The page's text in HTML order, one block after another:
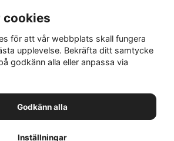
Förskeppsgatan 2, 271 55 Ystad
cookies
för att vår webbplats skall fungera
upplevelse. Bekräfta ditt samtycke
godkänn alla eller anpassa via
Godkänn alla
Inställningar